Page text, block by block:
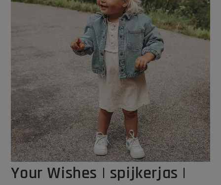
Your Wishes | spijkerjas |